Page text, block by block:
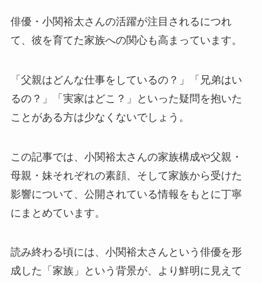
俳優・小関裕太さんの活躍が注目されるにつれ
て、彼を育てた家族への関心も高まっています。
「父親はどんな仕事をしているの？」「兄弟はい
るの？」「実家はどこ？」といった疑問を抱いた
ことがある方は少なくないでしょう。
この記事では、小関裕太さんの家族構成や父親・
母親・妹それぞれの素顔、そして家族から受けた
影響について、公開されている情報をもとに丁寧
にまとめています。
読み終わる頃には、小関裕太さんという俳優を形
成した「家族」という背景が、より鮮明に見えて